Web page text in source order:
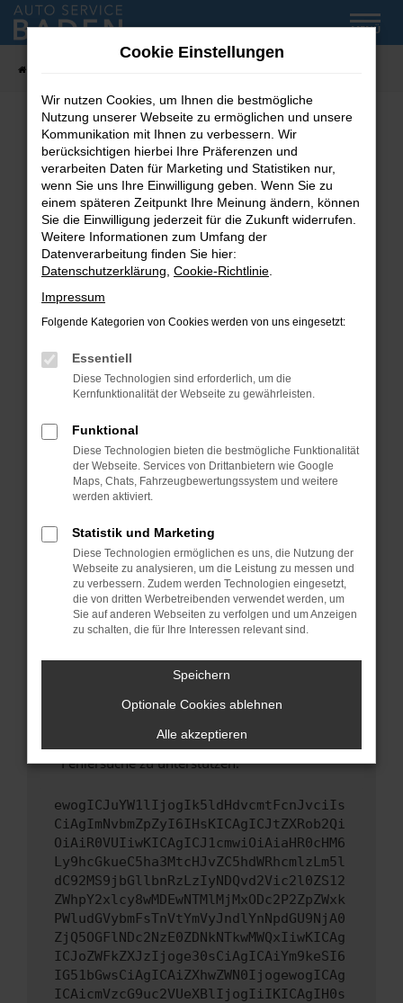
Zum
Hauptinhalt
MENÜ
Fehler: Network Error
Beim Laden ist ein Fehler aufgetreten.
Hier sind ein paar Tipps, die dir helfen können:
Überprüfe deine Firewall und deine
Internetverbindung.
Laden andere Webseiten, zum Beispiel deine
Suchmaschine?
Prüfe deine Browsererweiterungen.
können das Laden bestimmter Seiten
verhindern. Funktioniert die Seite in einem
Fenster?
Starte dein Gerät neu.
Das kann manchmal helfen, vorübergehende
Probleme zu beheben.
Betriebssystem auf dem neuesten Stand
sind.
Veraltete Software birgt nicht nur ein
Sicherheitsrisiko, sondern kann auch dazu
führen, dass bestimmte Funktionen nicht mehr
unterstützt werden.
Wende dich an den Webseitenbetreiber.
Wenn du alle oben genannten Schritte versucht
hast, kontaktiere uns bitte. Wir werden
uns diesen Text schicken, um uns bei der
Fehlersuche zu unterstützen:
ewogICJuYW1lIjogIk5ldHdvcmtFcnJvciIs
CiAgImNvbmZpZyI6IHsKICAgICJtZXRob2Qi
OiAiR0VUIiwKICAgICJ1cmwiOiAiaHR0cHM6
Ly9hcGkueC5ha3MtcHJvZC5hdWRhcmlzLm5l
dC92MS9jbGllbnRzLzIyNDQvd2Vic2l0ZS12
ZWhpY2xlcy8wMDEwNTMlMjMxODc2P2ZpZWxk
PWludGVybmFsTnVtYmVyJndlYnNpdGU9NjA0
ZjQ5OGFlNDc2NzE0ZDNkNTkwMWQxIiwKICAg
ICJoZWFkZXJzIjoge30sCiAgICAiYm9keSI6
IG51bGwsCiAgICAiZXhwZWN0IjogewogICAg
ICAicmVzcG9uc2VUeXBlIjogIiIKICAgIH0s
Cookie Einstellungen
Wir nutzen Cookies, um Ihnen die bestmögliche
Nutzung unserer Webseite zu ermöglichen und unsere
Kommunikation mit Ihnen zu verbessern. Wir
berücksichtigen hierbei Ihre Präferenzen und
verarbeiten Daten für Marketing und Statistiken nur,
wenn Sie uns Ihre Einwilligung geben. Wenn Sie zu
einem späteren Zeitpunkt Ihre Meinung ändern, können
Sie die Einwilligung jederzeit für die Zukunft widerrufen.
Weitere Informationen zum Umfang der
Datenverarbeitung finden Sie hier:
Datenschutzerklärung Cookie-Richtlinie
Impressum
Folgende Kategorien von Cookies werden von uns eingesetzt:
Essentiell
Diese Technologien sind erforderlich, um die
Kernfunktionalität der Webseite zu gewährleisten.
Funktional
Diese Technologien bieten die bestmögliche Funktionalität
der Webseite. Services von Drittanbietern wie Google
Maps, Chats, Fahrzeugbewertungssystem und weitere
werden aktiviert.
Statistik und Marketing
Diese Technologien ermöglichen es uns, die Nutzung der
Webseite zu analysieren, um die Leistung zu messen und
zu verbessern. Zudem werden Technologien eingesetzt,
die von dritten Werbetreibenden verwendet werden, um
Sie auf anderen Webseiten zu verfolgen und um Anzeigen
zu schalten, die für Ihre Interessen relevant sind.
Speichern
Optionale Cookies ablehnen
Alle akzeptieren